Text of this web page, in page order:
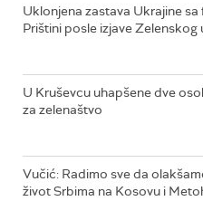
Uklonjena zastava Ukrajine
Prištini posle izjave Zelenskog
U Kruševcu uhapšene dve
za zelenaštvo
Vučić: Radimo sve da
život Srbima na Kosovu i